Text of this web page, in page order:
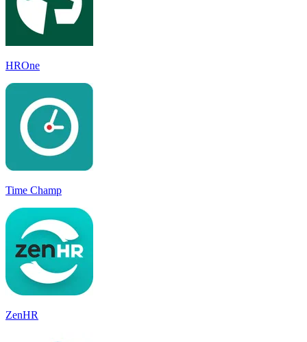
HROne
Time Champ
ZenHR